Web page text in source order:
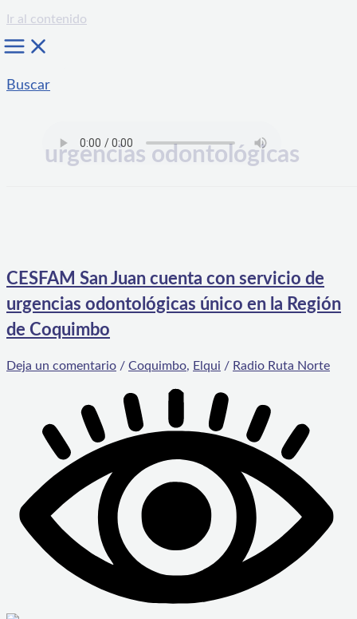
Ir al contenido
Buscar
urgencias odontológicas
CESFAM San Juan cuenta con servicio de
urgencias odontológicas único en la Región
de Coquimbo
Deja un comentario / Coquimbo, Elqui / Radio Ruta Norte